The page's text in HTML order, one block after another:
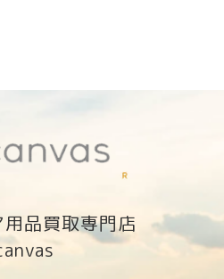
品買取専門店